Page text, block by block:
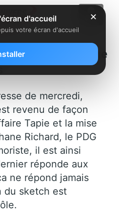
Orange
de mercredi,
revenu de façon
Tapie et la mise
Richard, le PDG
il est ainsi
réponde aux
ne répond jamais
du sketch est
✕
d'accueil
votre écran d'accueil